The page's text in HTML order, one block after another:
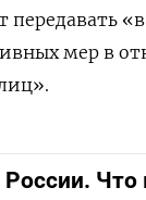
мер в
России.